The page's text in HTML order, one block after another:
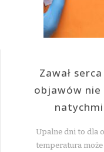
Zawał
objawów nie
Upalne dni to dla
temperatura